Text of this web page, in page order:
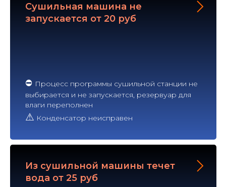
Сушильная машина не
запускается от 20 руб
⛔ Процесс программы сушильной станции не
выбирается и не запускается, резервуар для
влаги переполнен
⚠ Конденсатор неисправен
Из сушильной машины течет
вода от 25 руб